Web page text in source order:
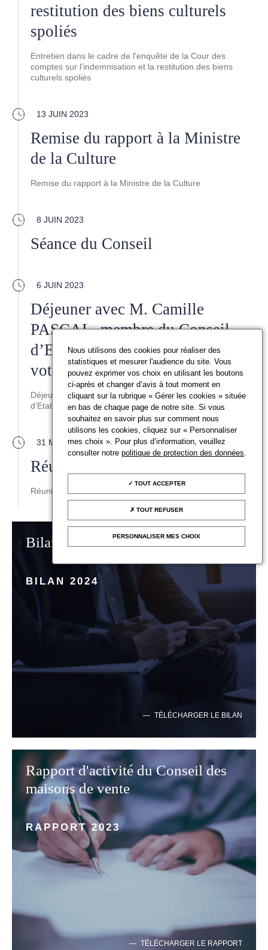
restitution des biens culturels
spoliés
Entretien dans le cadre de l'enquête de la Cour des
comptes sur l'indemnisation et la restitution des biens
culturels spoliés
13 JUIN 2023
Remise du rapport à la Ministre
de la Culture
Remise du rapport à la Ministre de la Culture
8 JUIN 2023
Séance du Conseil
6 JUIN 2023
Déjeuner avec M. Camille
PASCAL, membre du Conseil
d’Etat, Président du bureau de
vote
Déjeuner avec M. Camille PASCAL, membre du Conseil
d’Etat, Président du bureau de vote
31 MAI 2023
Réunion des services du CVV
Réunion des services du CVV
Bilan des enchères
BILAN 2024
TÉLÉCHARGER LE BILAN
Rapport d'activité du Conseil des
maisons de vente
RAPPORT 2023
TÉLÉCHARGER LE RAPPORT
Nous utilisons des cookies pour réaliser des
statistiques et mesurer l'audience du site. Vous
pouvez exprimer vos choix en utilisant les boutons
ci-après et changer d’avis à tout moment en
cliquant sur la rubrique « Gérer les cookies » située
en bas de chaque page de notre site. Si vous
souhaitez en savoir plus sur comment nous
utilisons les cookies, cliquez sur « Personnaliser
mes choix ». Pour plus d’information, veuillez
consulter notrepolitique de protection des données
TOUT ACCEPTER
TOUT REFUSER
PERSONNALISER MES CHOIX